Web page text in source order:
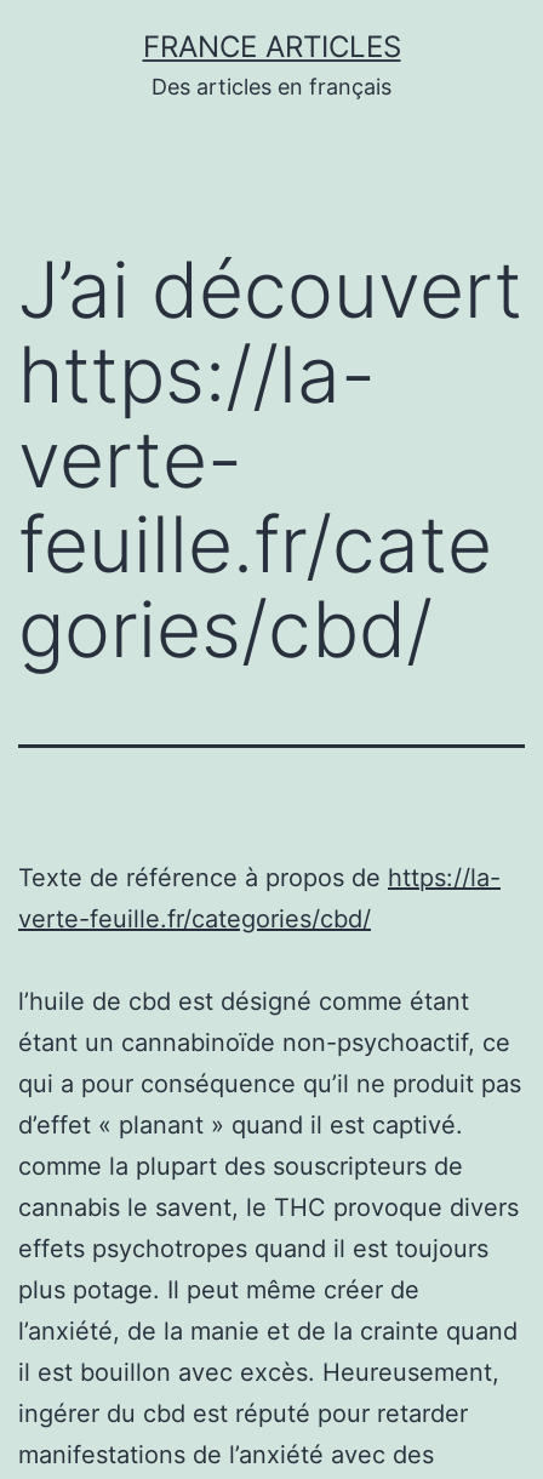
FRANCE ARTICLES
Des articles en français
J’ai découvert
https://la-
verte-
feuille.fr/cate
gories/cbd/
Texte de référence à propos de https://la-
verte-feuille.fr/categories/cbd/
l’huile de cbd est désigné comme étant
étant un cannabinoïde non-psychoactif, ce
qui a pour conséquence qu’il ne produit pas
d’effet « planant » quand il est captivé.
comme la plupart des souscripteurs de
cannabis le savent, le THC provoque divers
effets psychotropes quand il est toujours
plus potage. Il peut même créer de
l’anxiété, de la manie et de la crainte quand
il est bouillon avec excès. Heureusement,
ingérer du cbd est réputé pour retarder
manifestations de l’anxiété avec des